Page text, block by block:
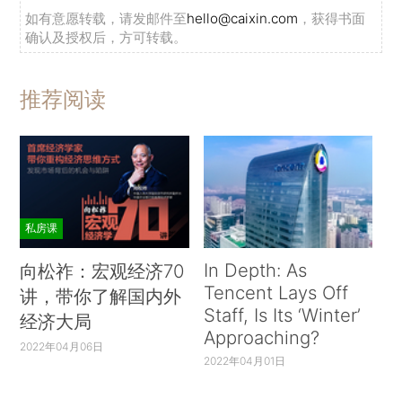
如有意愿转载，请发邮件至hello@caixin.com ，获得书面
确认及授权后，方可转载。
推荐阅读
私房课
向松祚：宏观经济70
讲，带你了解国内外
经济大局
2022年04月06日
In Depth: As
Tencent Lays Off
Staff, Is Its ‘Winter’
Approaching?
2022年04月01日